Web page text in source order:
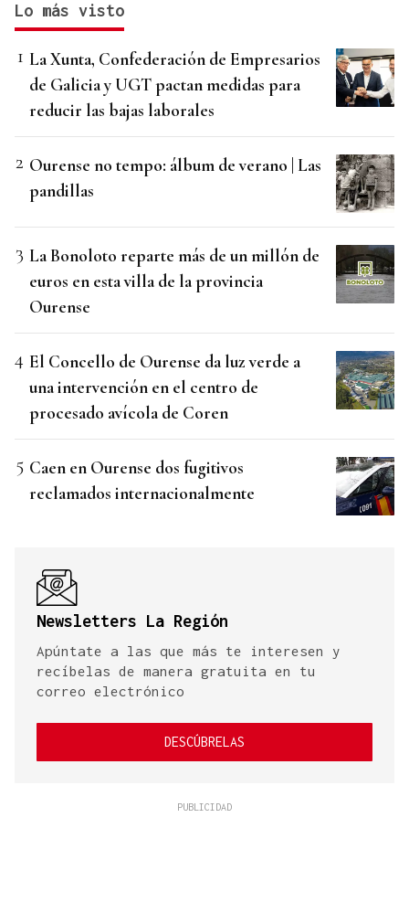
Lo más visto
La Xunta, Confederación de Empresarios
de Galicia y UGT pactan medidas para
reducir las bajas laborales
Ourense no tempo: álbum de verano | Las
pandillas
La Bonoloto reparte más de un millón de
euros en esta villa de la provincia
Ourense
El Concello de Ourense da luz verde a
una intervención en el centro de
procesado avícola de Coren
Caen en Ourense dos fugitivos
reclamados internacionalmente
Newsletters La Región
Apúntate a las que más te interesen y
recíbelas de manera gratuita en tu
correo electrónico
DESCÚBRELAS